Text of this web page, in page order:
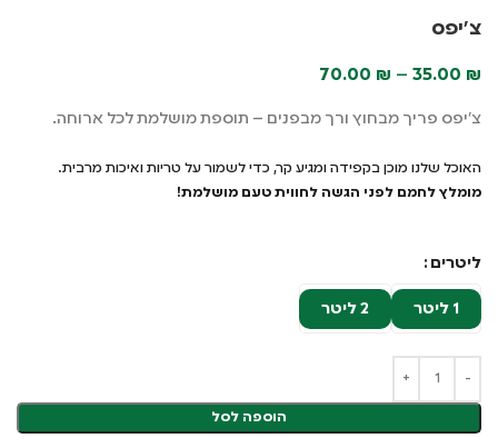
צ'יפס
35.00 ₪
–
70.00 ₪
צ'יפס פריך מבחוץ ורך מבפנים – תוספת מושלמת לכל ארוחה.
האוכל שלנו מוכן בקפידה ומגיע קר, כדי לשמור על טריות ואיכות מרבית.
מומלץ לחמם לפני הגשה לחווית טעם מושלמת!
ליטרים
1 ליטר 2 ליטר
הוספה לסל